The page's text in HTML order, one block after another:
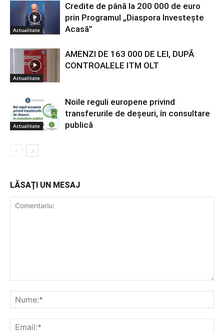
Actualitate
Credite de până la 200 000 de euro
prin Programul „Diaspora Investește
Acasă”
Actualitate
AMENZI DE 163 000 DE LEI, DUPĂ
CONTROALELE ITM OLT
Actualitate
Noile reguli europene privind
transferurile de deșeuri, în consultare
publică
LĂSAȚI UN MESAJ